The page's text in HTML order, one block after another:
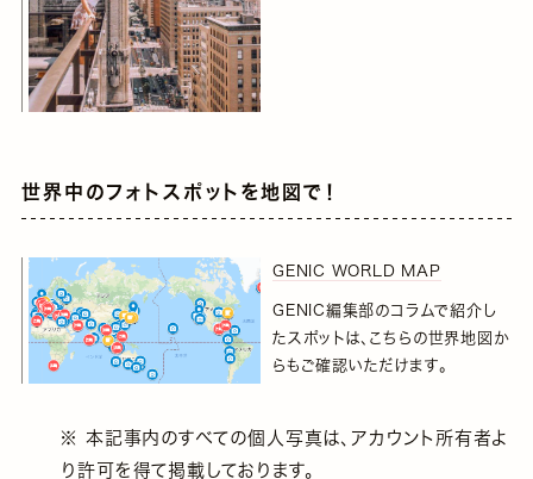
世界中のフォトスポットを地図で！
GENIC WORLD MAP
GENIC編集部のコラムで紹介し
たスポットは、こちらの世界地図か
らもご確認いただけます。
※ 本記事内のすべての個人写真は、アカウント所有者よ
り許可を得て掲載しております。